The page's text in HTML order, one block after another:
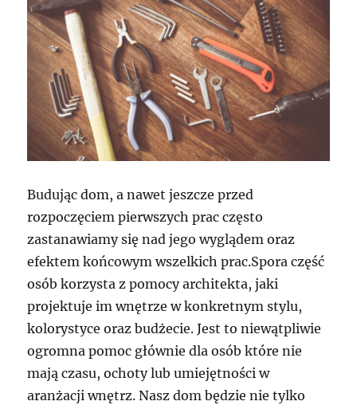
Budując dom, a nawet jeszcze przed
rozpoczęciem pierwszych prac często
zastanawiamy się nad jego wyglądem oraz
efektem końcowym wszelkich prac.Spora część
osób korzysta z pomocy architekta, jaki
projektuje im wnętrze w konkretnym stylu,
kolorystyce oraz budżecie. Jest to niewątpliwie
ogromna pomoc głównie dla osób które nie
mają czasu, ochoty lub umiejętności w
aranżacji wnętrz. Nasz dom będzie nie tylko